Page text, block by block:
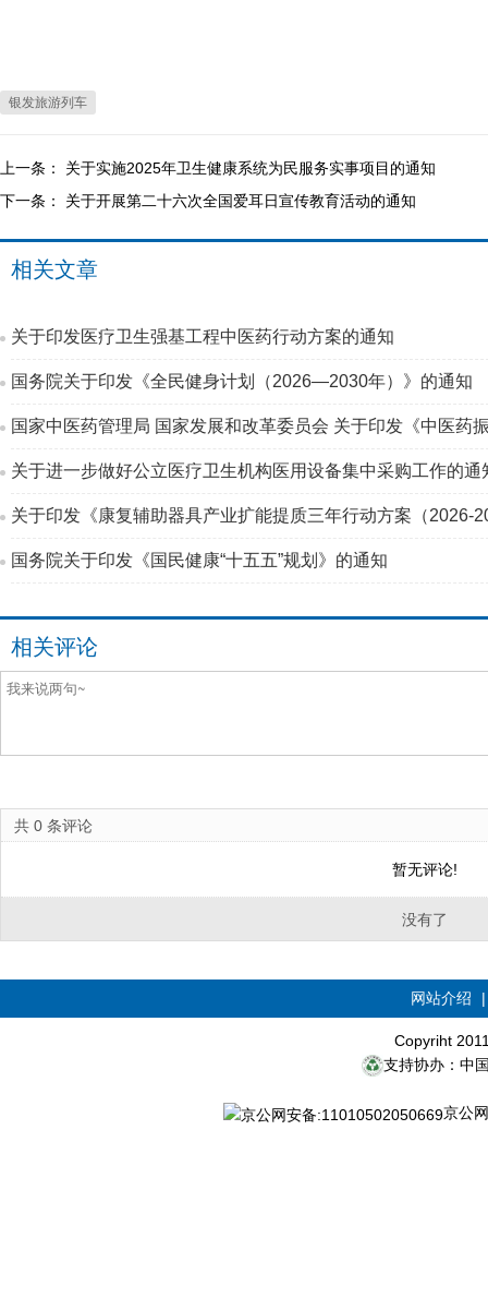
银发旅游列车
上一条： 关于实施2025年卫生健康系统为民服务实事项目的通知
下一条： 关于开展第二十六次全国爱耳日宣传教育活动的通知
相关文章
关于印发医疗卫生强基工程中医药行动方案的通知
国务院关于印发《全民健身计划（2026—2030年）》的通知
国家中医药管理局 国家发展和改革委员会 关于印发《中医药
关于进一步做好公立医疗卫生机构医用设备集中采购工作的通
关于印发《康复辅助器具产业扩能提质三年行动方案（2026-
国务院关于印发《国民健康“十五五”规划》的通知
相关评论
共 0 条评论
暂无评论!
没有了
网站介绍
Copyriht
支持协办：中
京公